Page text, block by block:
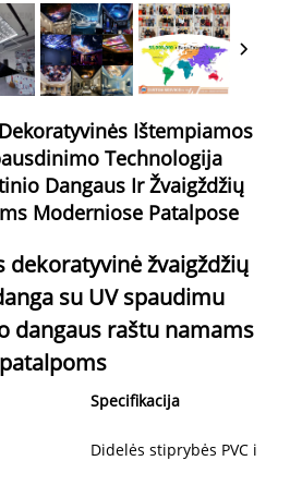
Ištempiamos
Technologija
Dangaus Ir Žvaigždžių
Moderniose Patalpose
dekoratyvinė žvaigždžių
su UV spaudimu
dangaus raštu namams
Specifikacija
Didelės stiprybės PVC